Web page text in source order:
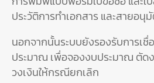
ประวัติการทำเอกสาร และสายอนุ
นอกจากนั้นระบบยังรองรับการเ
ประมาณ เพื่อจองงบประมาณ ตัด
วงเงินให้กรณียกเลิก